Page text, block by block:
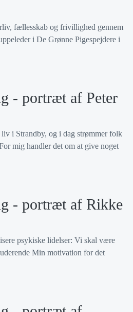
fællesskab og frivillighed gennem
i De Grønne Pigespejdere i
- portræt af Peter
i Strandby, og i dag strømmer folk
mig handler det om at give noget
- portræt af Rikke
psykiske lidelser: Vi skal være
Min motivation for det